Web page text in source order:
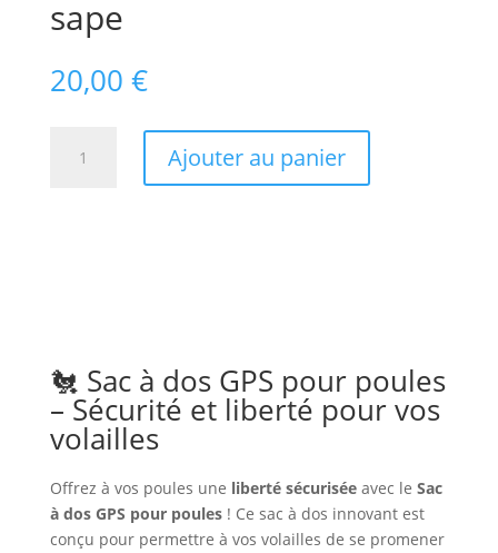
sape
20,00 €
Ajouter au panier
🐔 Sac à dos GPS pour poules
– Sécurité et liberté pour vos
volailles
Offrez à vos poules une liberté sécuriséeavec le Sac
à dos GPS pour poules! Ce sac à dos innovant est
conçu pour permettre à vos volailles de se promener